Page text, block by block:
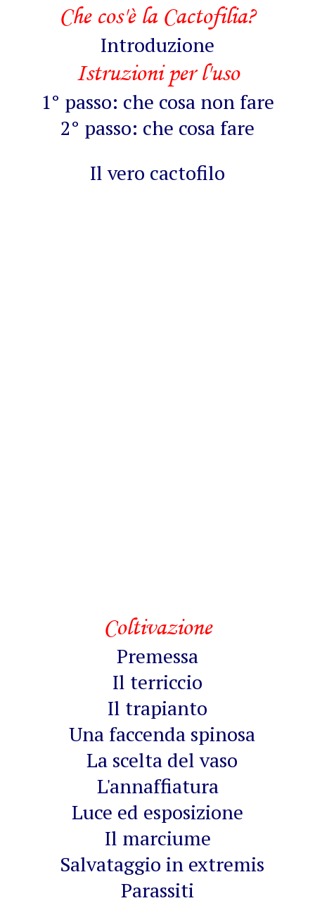
Che cos'è la Cactofilia?
Introduzione
Istruzioni per l'uso
1° passo: che cosa non fare
2° passo: che cosa fare
Il vero cactofilo
Coltivazione
Premessa
Il terriccio
Il trapianto
Una faccenda spinosa
La scelta del vaso
L'annaffiatura
Luce ed esposizione
Il marciume
Salvataggio in extremis
Parassiti